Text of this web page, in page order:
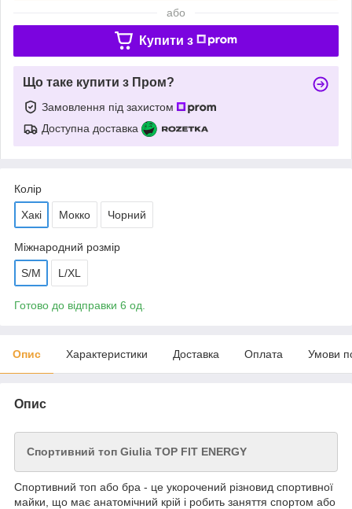
або
Купити з
Що таке купити з Пром?
Замовлення під захистом
Доступна доставка
Колір
Хакі Мокко Чорний
Міжнародний розмір
S/M L/XL
Готово до відправки 6 од.
Опис Характеристики Доставка Оплата Умови
Опис
Спортивний топ Giulia TOP FIT ENERGY
Спортивний топ або бра - це укорочений різновид спортивної
майки, що має анатомічний крій і робить заняття спортом або